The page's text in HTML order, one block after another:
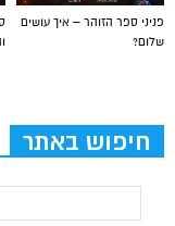
פניני ספר הזוהר – איך עושים
שלום?
חיפוש באתר